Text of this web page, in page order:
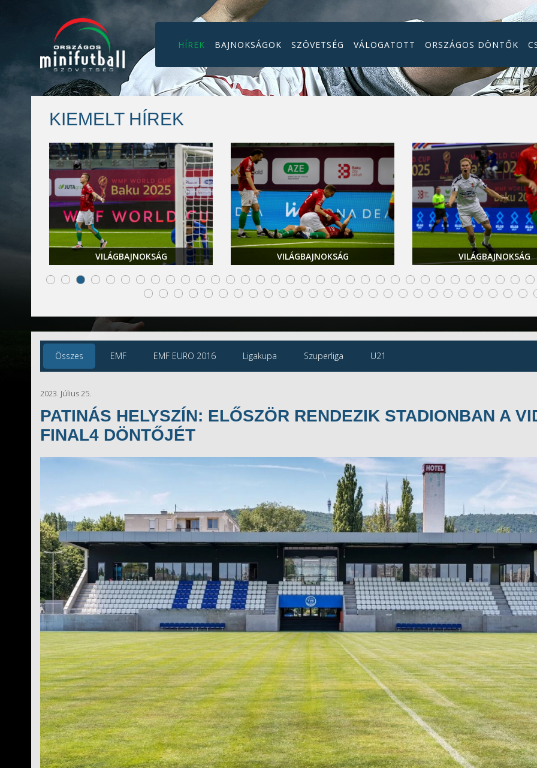
HÍREK BAJNOKSÁGOK SZÖVETSÉG VÁLOGATOTT ORSZÁGOS DÖNTŐK
KIEMELT HÍREK
VILÁGBAJNOKSÁG VILÁGBAJNOKSÁG VILÁGBAJNOKSÁG
Összes EMF EMF EURO 2016 Ligakupa Szuperliga U21
2023. Július 25.
PATINÁS HELYSZÍN: ELŐSZÖR RENDEZIK STADIONBAN A
FINAL4 DÖNTŐJÉT